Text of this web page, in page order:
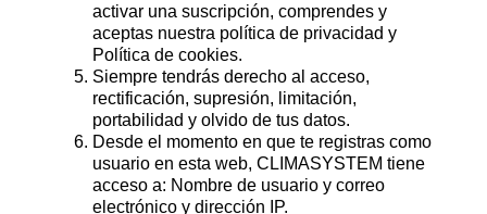
activar una suscripción, comprendes y
aceptas nuestra política de privacidad y
Política de cookies.
Siempre tendrás derecho al acceso,
rectificación, supresión, limitación,
portabilidad y olvido de tus datos.
Desde el momento en que te registras como
usuario en esta web, CLIMASYSTEM tiene
acceso a: Nombre de usuario y correo
electrónico y dirección IP.